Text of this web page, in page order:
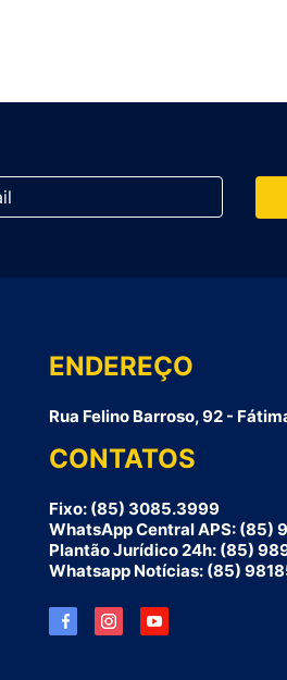
ENDEREÇO
Rua Felino Barroso, 92 -
CONTATOS
Fixo: (85) 3085.3999
WhatsApp Central APS: (85)
Plantão Jurídico 24h: (85)
Whatsapp Notícias: (85)